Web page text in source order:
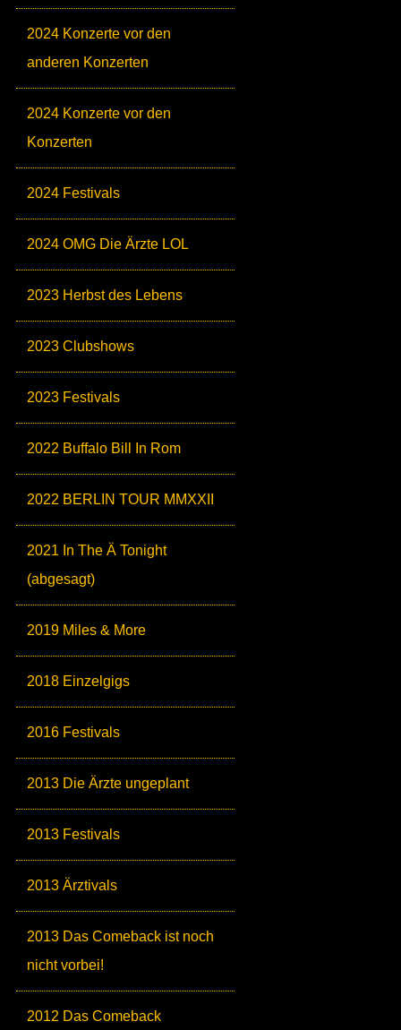
2024 Konzerte vor den
anderen Konzerten
2024 Konzerte vor den
Konzerten
2024 Festivals
2024 OMG Die Ärzte LOL
2023 Herbst des Lebens
2023 Clubshows
2023 Festivals
2022 Buffalo Bill In Rom
2022 BERLIN TOUR MMXXII
2021 In The Ä Tonight
(abgesagt)
2019 Miles & More
2018 Einzelgigs
2016 Festivals
2013 Die Ärzte ungeplant
2013 Festivals
2013 Ärztivals
2013 Das Comeback ist noch
nicht vorbei!
2012 Das Comeback